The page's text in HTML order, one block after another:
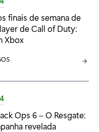
finais de semana de
de Call of Duty:
Xbox
Ops 6 – O Resgate:
revelada